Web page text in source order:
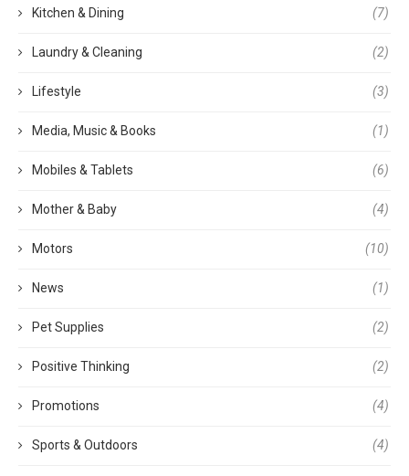
Kitchen & Dining (7)
Laundry & Cleaning (2)
Lifestyle (3)
Media, Music & Books (1)
Mobiles & Tablets (6)
Mother & Baby (4)
Motors (10)
News (1)
Pet Supplies (2)
Positive Thinking (2)
Promotions (4)
Sports & Outdoors (4)